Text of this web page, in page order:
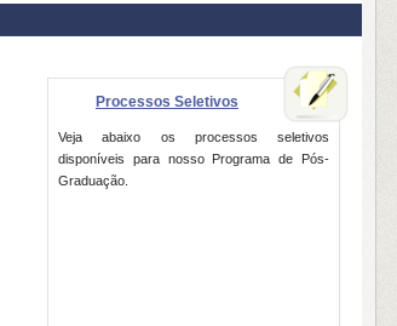
Processos Seletivos
Veja abaixo os processos seletivos
disponíveis para nosso Programa de Pós-
Graduação.